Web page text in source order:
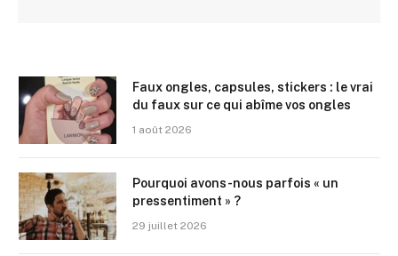
Faux ongles, capsules, stickers : le vrai
du faux sur ce qui abîme vos ongles
1 août 2026
Pourquoi avons-nous parfois « un
pressentiment » ?
29 juillet 2026